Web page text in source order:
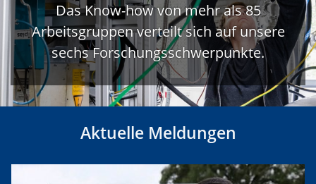
Das Know-how von mehr als 85
Arbeitsgruppen verteilt sich auf unsere
sechs Forschungsschwerpunkte.
Aktuelle Meldungen